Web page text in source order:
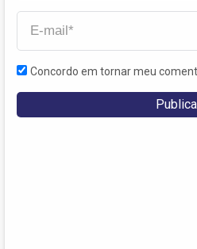
Concordo em tornar meu